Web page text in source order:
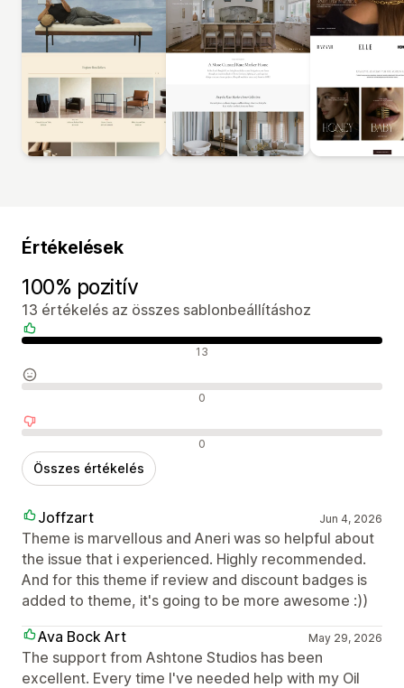
Értékelések
100% pozitív
13 értékelés az összes sablonbeállításhoz
Pozitív értékelések 13
Semleges értékelések 0
Negatív értékelések 0
Összes értékelés
Joffzart Jun 4, 2026
Theme is marvellous and Aneri was so helpful about
the issue that i experienced. Highly recommended.
And for this theme if review and discount badges is
added to theme, it's going to be more awesome :))
Ava Bock Art
May 29, 2026
The support from Ashtone Studios has been
excellent. Every time I've needed help with my Oil